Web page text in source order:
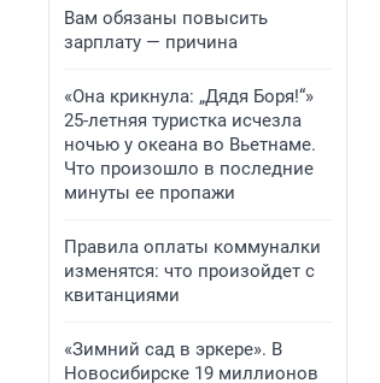
Вам обязаны повысить
зарплату — причина
«Она крикнула: „Дядя Боря!“»
25-летняя туристка исчезла
ночью у океана во Вьетнаме.
Что произошло в последние
минуты ее пропажи
Правила оплаты коммуналки
изменятся: что произойдет с
квитанциями
«Зимний сад в эркере». В
Новосибирске 19 миллионов